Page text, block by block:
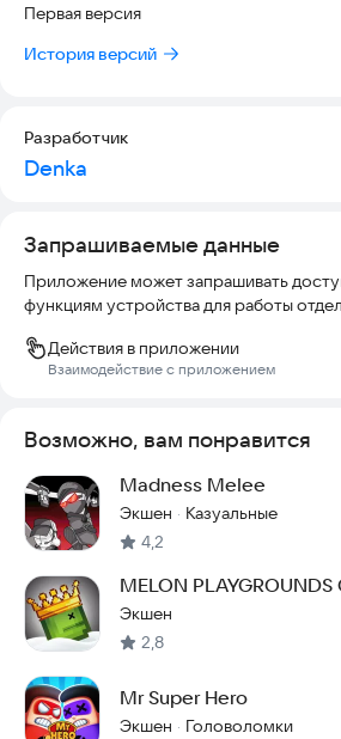
Первая версия
История версий
Разработчик
Denka
Запрашиваемые данные
Приложение может запрашивать
функциям устройства для работы
Действия в приложении
Взаимодействие с приложением
Возможно, вам понравится
Madness Melee
Экшен · Казуальные
4,2
MELON
Экшен
2,8
Mr Super Hero
Экшен · Головоломки